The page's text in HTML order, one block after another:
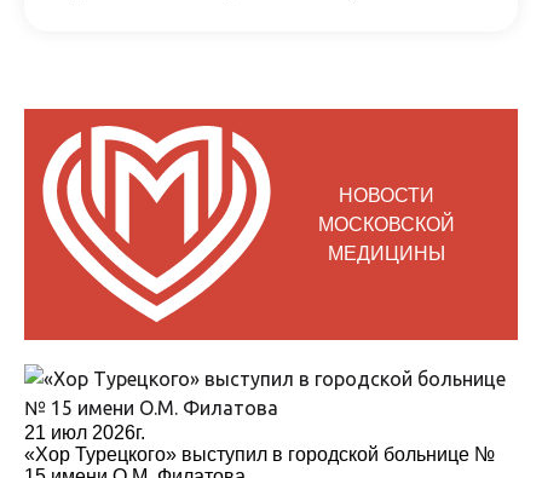
НОВОСТИ
МОСКОВСКОЙ
МЕДИЦИНЫ
21 июл 2026г.
«Хор Турецкого» выступил в городской больнице №